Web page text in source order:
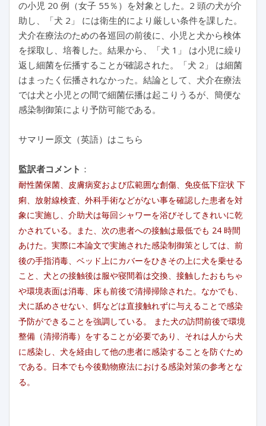
の小児 20 例（女子 55％）を対象とした。2 頭の犬が介
助し、「犬 2」 には衛生的により厳しい条件を課した。
犬介在療法のための各巡回の前後に、小児と犬から検体
を採取し、培養した。結果から、「犬 1」 は小児に繰り
返し細菌を伝播することが確認された。「犬 2」 は細菌
はまったく伝播されなかった。結論として、犬介在療法
では犬と小児との間で細菌伝播は起こりうるが、簡便な
感染制御策により予防可能である。
サマリー原文（英語）はこちら
監訳者コメント ：
耐性菌保菌、皮膚病変および広範囲な創傷、免疫低下症状 下
痢、放射線検査、外科手術などがない事を確認した患者を対
象に実施し、介助犬は毎回シャワーを浴びそしてきれいに乾
かされている。また、次の患者への接触は最低でも 24 時間
あけた。実際に本論文で実施された感染制御策としては、前
後の手指消毒、ベッド上にカバーをひきその上に犬を乗せる
こと、犬との接触後は服や寝間着は交換、接触したおもちゃ
や環境表面は消毒、床も前後で清掃掃除された。なかでも、
犬に舐めさせない、餌などは直接触れずに与えることで感染
予防ができることを強調している。 また犬の訪問前後で環境
整備（清掃消毒）をすることが必要であり、それは人から犬
に感染し、犬を経由して他の患者に感染することを防ぐため
である。日本でも今後動物療法における感染対策の参考とな
る。